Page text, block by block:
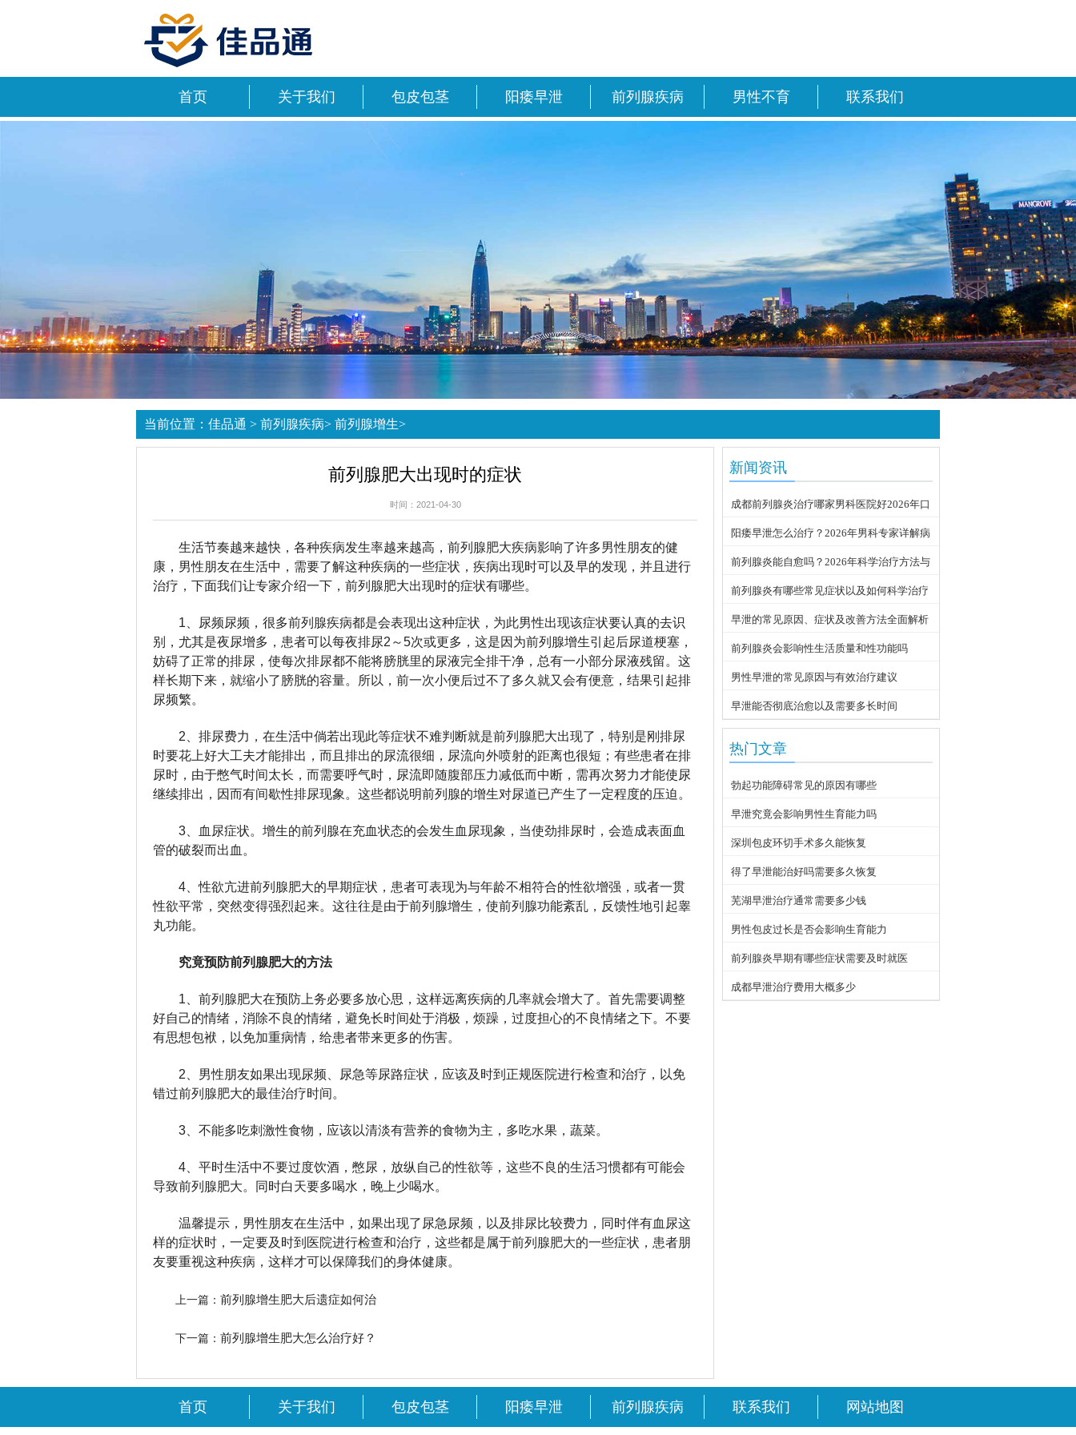
首页 关于我们 包皮包茎 阳痿早泄 前列腺疾病 男性不育 联系我们
当前位置： 佳品通 > 前列腺疾病> 前列腺增生>
前列腺肥大出现时的症状
时间：2021-04-30
生活节奏越来越快，各种疾病发生率越来越高，前列腺肥大疾病影响了许多男性朋友的健
康，男性朋友在生活中，需要了解这种疾病的一些症状，疾病出现时可以及早的发现，并且进行
治疗，下面我们让专家介绍一下，前列腺肥大出现时的症状有哪些。
1、尿频尿频，很多前列腺疾病都是会表现出这种症状，为此男性出现该症状要认真的去识
别，尤其是夜尿增多，患者可以每夜排尿2～5次或更多，这是因为前列腺增生引起后尿道梗塞，
妨碍了正常的排尿，使每次排尿都不能将膀胱里的尿液完全排干净，总有一小部分尿液残留。这
样长期下来，就缩小了膀胱的容量。所以，前一次小便后过不了多久就又会有便意，结果引起排
尿频繁。
2、排尿费力，在生活中倘若出现此等症状不难判断就是前列腺肥大出现了，特别是刚排尿
时要花上好大工夫才能排出，而且排出的尿流很细，尿流向外喷射的距离也很短；有些患者在排
尿时，由于憋气时间太长，而需要呼气时，尿流即随腹部压力减低而中断，需再次努力才能使尿
继续排出，因而有间歇性排尿现象。这些都说明前列腺的增生对尿道已产生了一定程度的压迫。
3、血尿症状。增生的前列腺在充血状态的会发生血尿现象，当使劲排尿时，会造成表面血
管的破裂而出血。
4、性欲亢进前列腺肥大的早期症状，患者可表现为与年龄不相符合的性欲增强，或者一贯
性欲平常，突然变得强烈起来。这往往是由于前列腺增生，使前列腺功能紊乱，反馈性地引起睾
丸功能。
究竟预防前列腺肥大的方法
1、前列腺肥大在预防上务必要多放心思，这样远离疾病的几率就会增大了。首先需要调整
好自己的情绪，消除不良的情绪，避免长时间处于消极，烦躁，过度担心的不良情绪之下。不要
有思想包袱，以免加重病情，给患者带来更多的伤害。
2、男性朋友如果出现尿频、尿急等尿路症状，应该及时到正规医院进行检查和治疗，以免
错过前列腺肥大的最佳治疗时间。
3、不能多吃刺激性食物，应该以清淡有营养的食物为主，多吃水果，蔬菜。
4、平时生活中不要过度饮酒，憋尿，放纵自己的性欲等，这些不良的生活习惯都有可能会
导致前列腺肥大。同时白天要多喝水，晚上少喝水。
温馨提示，男性朋友在生活中，如果出现了尿急尿频，以及排尿比较费力，同时伴有血尿这
样的症状时，一定要及时到医院进行检查和治疗，这些都是属于前列腺肥大的一些症状，患者朋
友要重视这种疾病，这样才可以保障我们的身体健康。
上一篇： 前列腺增生肥大后遗症如何治
下一篇： 前列腺增生肥大怎么治疗好？
新闻资讯
成都前列腺炎治疗哪家男科医院好2026年口
碑推荐
阳痿早泄怎么治疗？2026年男科专家详解病
因与科学用药方案
前列腺炎能自愈吗？2026年科学治疗方法与
日常护理指南
前列腺炎有哪些常见症状以及如何科学治疗
早泄的常见原因、症状及改善方法全面解析
前列腺炎会影响性生活质量和性功能吗
男性早泄的常见原因与有效治疗建议
早泄能否彻底治愈以及需要多长时间
热门文章
勃起功能障碍常见的原因有哪些
早泄究竟会影响男性生育能力吗
深圳包皮环切手术多久能恢复
得了早泄能治好吗需要多久恢复
芜湖早泄治疗通常需要多少钱
男性包皮过长是否会影响生育能力
前列腺炎早期有哪些症状需要及时就医
成都早泄治疗费用大概多少
首页 关于我们 包皮包茎 阳痿早泄 前列腺疾病 联系我们 网站地图